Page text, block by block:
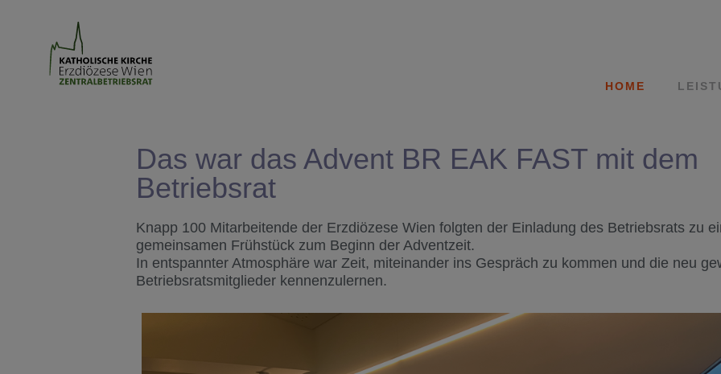
HOME
Das war das Advent BR EAK FAST mit dem
Betriebsrat
Knapp 100 Mitarbeitende der Erzdiözese Wien folgten der Einladung des Betriebsrats zu
gemeinsamen Frühstück zum Beginn der Adventzeit.
In entspannter Atmosphäre war Zeit, miteinander ins Gespräch zu kommen und die neu
Betriebsratsmitglieder kennenzulernen.